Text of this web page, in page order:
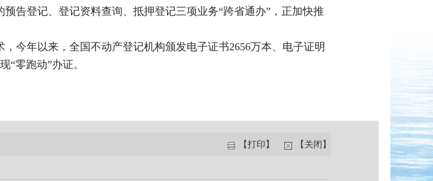
告登记、登记资料查询、抵押登记三项业务“跨省通办”，正加快推
今年以来，全国不动产登记机构颁发电子证书2656万本、电子证明
“零跑动”办证。
【打印】 【关闭】